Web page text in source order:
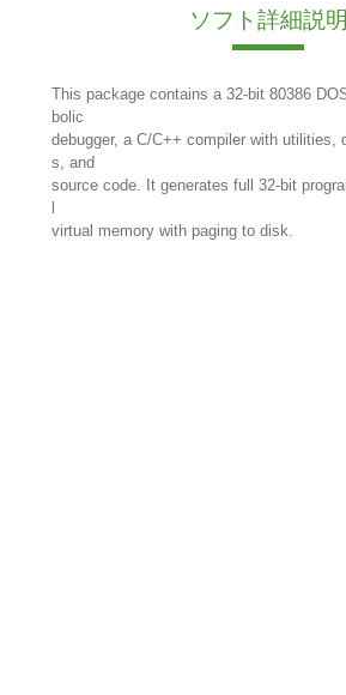
ソフト詳細説明
This package contains a 32-bit 80386
bolic
debugger, a C/C++ compiler with utilities,
s, and
source code. It generates full 32-bit
virtual memory with paging to disk.